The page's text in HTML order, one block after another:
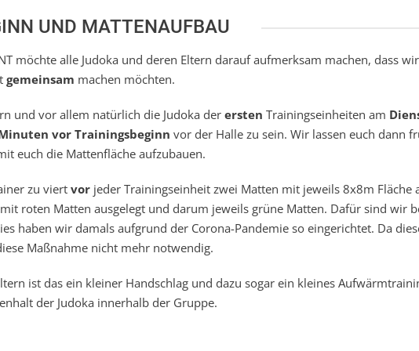
UND MATTENAUFBAU
möchte alle Judoka und deren Eltern darauf aufmerksam machen, dass
gemeinsam machen möchten.
und vor allem natürlich die Judoka der ersten Trainingseinheiten am
vor Trainingsbeginn vor der Halle zu sein. Wir lassen euch dann
euch die Mattenfläche aufzubauen.
zu viert vor jeder Trainingseinheit zwei Matten mit jeweils 8x8m Fläche
roten Matten ausgelegt und darum jeweils grüne Matten. Dafür sind wir
haben wir damals aufgrund der Corona-Pandemie so eingerichtet. Da
Maßnahme nicht mehr notwendig.
ist das ein kleiner Handschlag und dazu sogar ein kleines
der Judoka innerhalb der Gruppe.